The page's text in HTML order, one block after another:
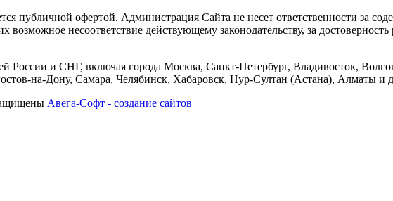
публичной офертой. Администрация Сайта не несет ответственности за
возможное несоответствие действующему законодательству, за
России и СНГ, включая города Москва, Санкт-Петербург, Владивосток,
на-Дону, Самара, Челябинск, Хабаровск, Нур-Султан (Астана), Алматы и
Авега-Софт - создание сайтов